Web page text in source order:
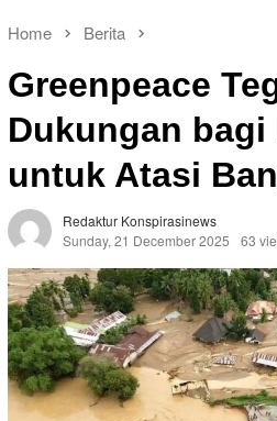
Home Berita
Greenpeace
Dukungan bagi
untuk Atasi
Redaktur Konspirasinews
Sunday, 21 December 2025
63